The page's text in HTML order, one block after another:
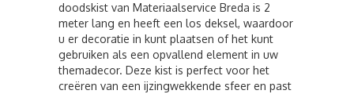
doodskist van Materiaalservice Breda is 2
meter lang en heeft een los deksel, waardoor
u er decoratie in kunt plaatsen of het kunt
gebruiken als een opvallend element in uw
themadecor. Deze kist is perfect voor het
creëren van een ijzingwekkende sfeer en past